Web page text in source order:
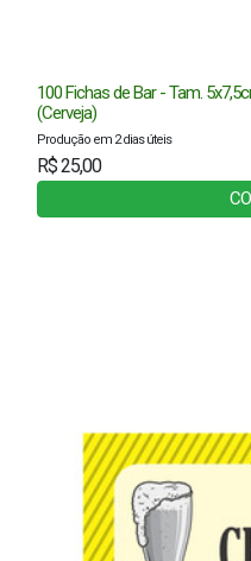
100 Fichas de Bar - Tam.
(Cerveja)
Produção em 2 dias úteis
R$ 25,00